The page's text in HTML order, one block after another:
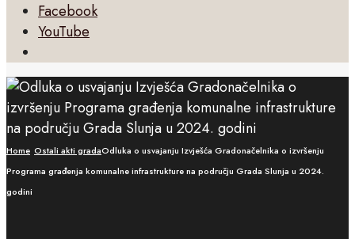
Facebook
YouTube
Search
Window
Home Ostali akti gradaOdluka o usvajanju Izvješća Gradonačelnika o izvršenju
Programa građenja komunalne infrastrukture na području Grada Slunja u 2024.
godini